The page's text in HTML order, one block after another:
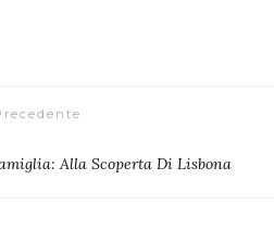
Alla Scoperta Di Lisbona